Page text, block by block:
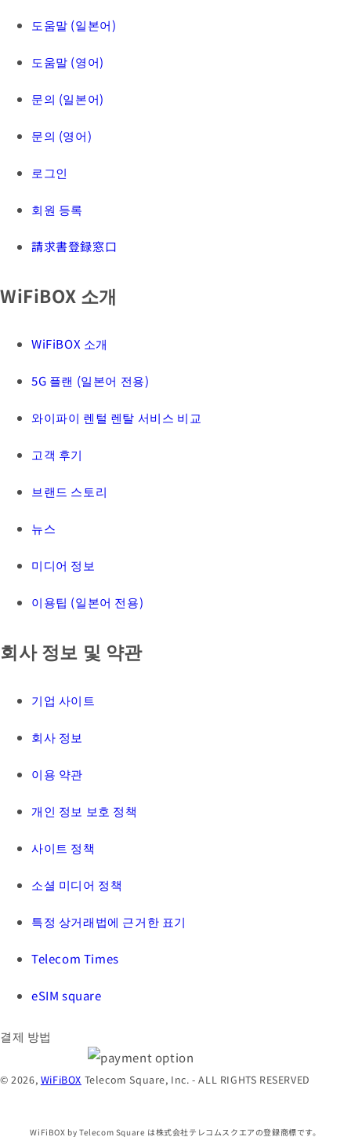
도움말 (일본어)
도움말 (영어)
문의 (일본어)
문의 (영어)
로그인
회원 등록
請求書登録窓口
WiFiBOX 소개
WiFiBOX 소개
5G 플랜 (일본어 전용)
와이파이 렌털 렌탈 서비스 비교
고객 후기
브랜드 스토리
뉴스
미디어 정보
이용팁 (일본어 전용)
회사 정보 및 약관
기업 사이트
회사 정보
이용 약관
개인 정보 보호 정책
사이트 정책
소셜 미디어 정책
특정 상거래법에 근거한 표기
Telecom Times
eSIM square
결제 방법
© 2026, WiFiBOX Telecom Square, Inc. - ALL RIGHTS RESERVED
WiFiBOX by Telecom Square は株式会社テレコムスクエアの登録商標です。